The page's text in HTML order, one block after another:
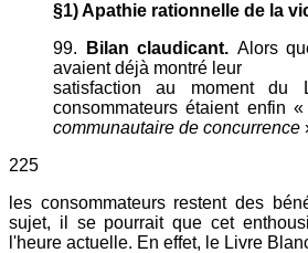
§1) Apathie rationnelle de la
99.
Bilan claudicant. Alors
avaient déjà montré leur
satisfaction au moment du
consommateurs étaient enfin
communautaire de concurrence
225
les consommateurs restent des
sujet, il se pourrait que cet
l'heure actuelle. En effet, le Livre